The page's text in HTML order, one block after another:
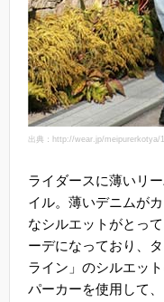
出典：http://wear.jp/meipurerkotya/
ライダースに薄いリ
イル。薄いデニムが
なシルエットがとっ
ーデになっており、
ライン」のシルエッ
パーカーを使用して